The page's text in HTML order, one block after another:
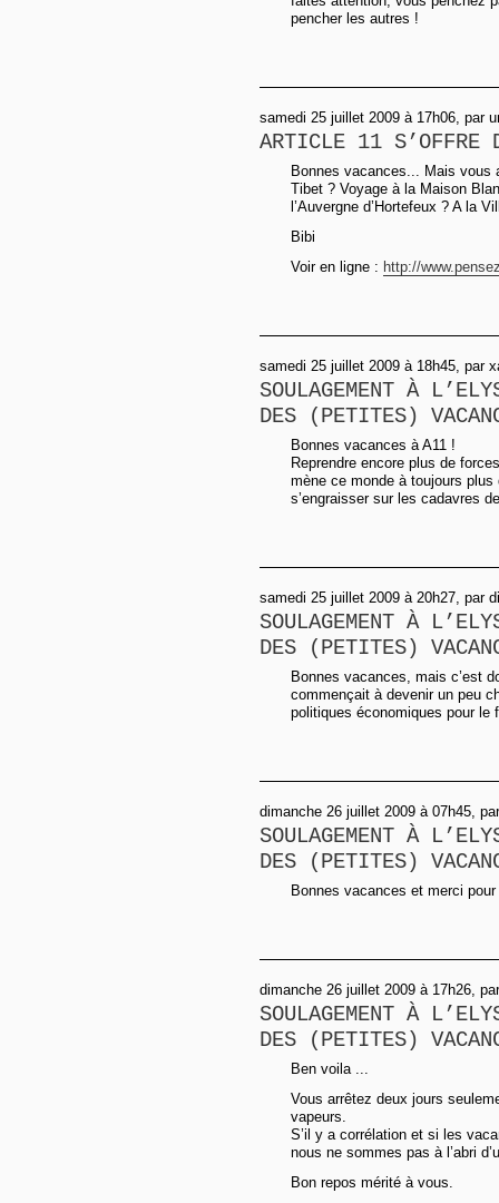
pencher les autres !
samedi 25 juillet 2009 à 17h06, par
ARTICLE 11 S’OFFRE
Bonnes vacances... Mais vous
Tibet ? Voyage à la Maison
l’Auvergne d’Hortefeux ? A la
Bibi
Voir en ligne : http://
samedi 25 juillet 2009 à 18h45, par
SOULAGEMENT À
DES (PETITES)
Bonnes vacances à A11 !
Reprendre encore plus de
mène ce monde à toujours
s’engraisser sur les cadavres
samedi 25 juillet 2009 à 20h27, par
SOULAGEMENT À
DES (PETITES)
Bonnes vacances, mais c’est
commençait à devenir un peu
politiques économiques pour le
dimanche 26 juillet 2009 à 07h45,
SOULAGEMENT À
DES (PETITES)
Bonnes vacances et merci
dimanche 26 juillet 2009 à 17h26,
SOULAGEMENT À
DES (PETITES)
Ben voila ...
Vous arrêtez deux jours
vapeurs.
S’il y a corrélation et si les
nous ne sommes pas à l’abri
Bon repos mérité à vous.